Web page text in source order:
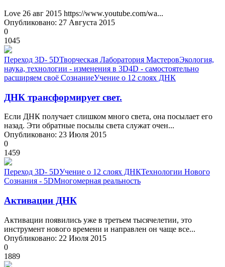
Love 26 авг 2015 https://www.youtube.com/wa...
Опубликовано: 27 Августа 2015
0
1045
Переход 3D- 5DТворческая Лаборатория МастеровЭкология,
наука, технологии - изменения в 3D4D - самостоятельно
расширяем своё СознаниеУчение о 12 слоях ДНК
ДНК трансформирует свет.
Если ДНК получает слишком много света, она посылает его
назад. Эти обратные посылы света служат очен...
Опубликовано: 23 Июля 2015
0
1459
Переход 3D- 5DУчение о 12 слоях ДНКТехнологии Нового
Сознания - 5DМногомерная реальность
Активации ДНК
Активации появились уже в третьем тысячелетии, это
инструмент нового времени и направлен он чаще все...
Опубликовано: 22 Июля 2015
0
1889